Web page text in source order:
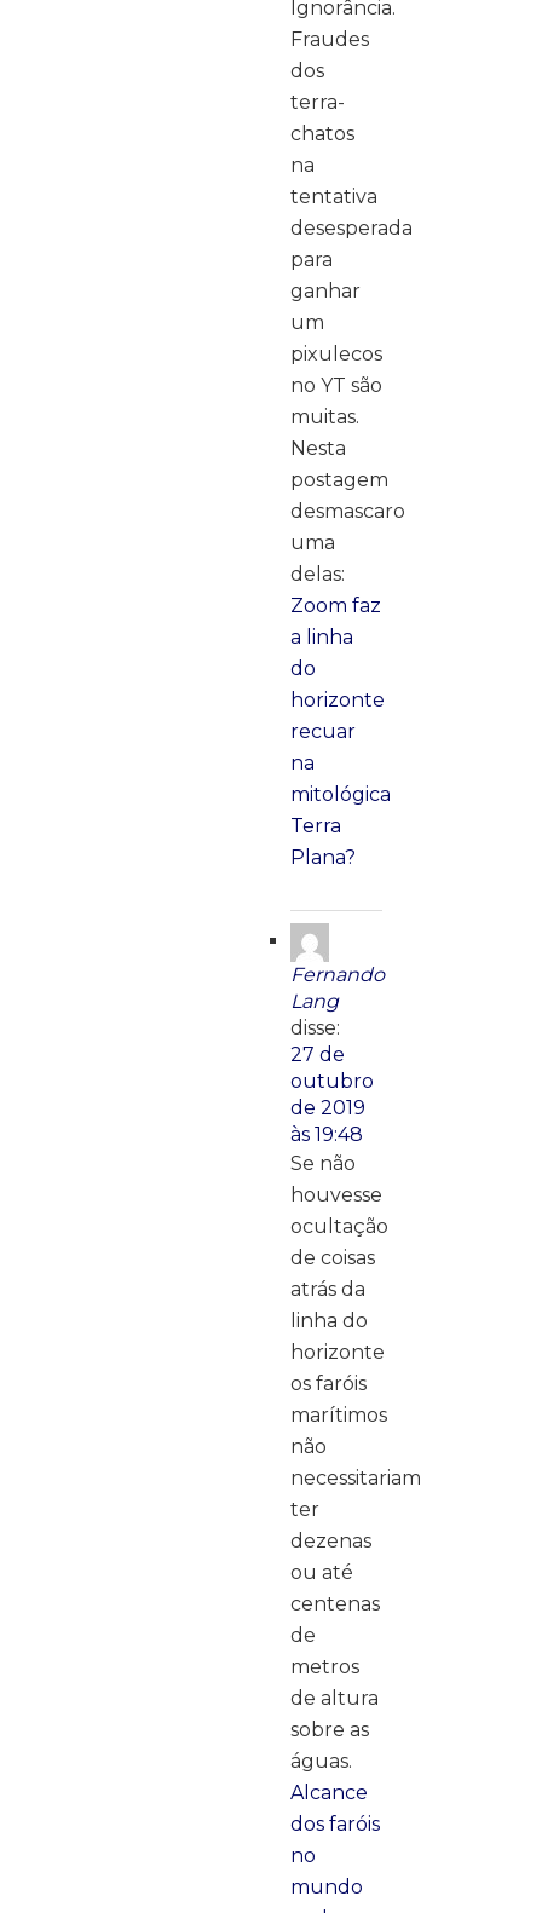
Ignorância.
Fraudes
dos
terra-
chatos
na
tentativa
desesperada
para
ganhar
um
pixulecos
no YT são
muitas.
Nesta
postagem
desmascaro
uma
delas:
Zoom faz
a linha
do
horizonte
recuar
na
mitológica
Terra
Plana?
Fernando
Lang
disse:
27 de
outubro
de 2019
às 19:48
Se não
houvesse
ocultação
de coisas
atrás da
linha do
horizonte
os faróis
marítimos
não
necessitariam
ter
dezenas
ou até
centenas
de
metros
de altura
sobre as
águas.
Alcance
dos faróis
no
mundo